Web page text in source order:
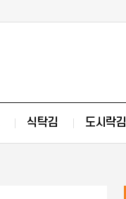
식탁김 도시락김